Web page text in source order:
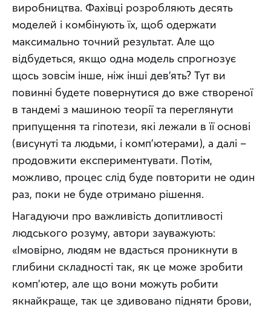
виробництва. Фахівці розробляють десять
моделей і комбінують їх, щоб одержати
максимально точний результат. Але що
відбудеться, якщо одна модель спрогнозує
щось зовсім інше, ніж інші дев’ять? Тут ви
повинні будете повернутися до вже створеної
в тандемі з машиною теорії та переглянути
припущення та гіпотези, які лежали в її основі
(висунуті та людьми, і комп’ютерами), а далі –
продовжити експериментувати. Потім,
можливо, процес слід буде повторити не один
раз, поки не буде отримано рішення.
Нагадуючи про важливість допитливості
людського розуму, автори зауважують:
«Імовірно, людям не вдасться проникнути в
глибини складності так, як це може зробити
комп’ютер, але що вони можуть робити
якнайкраще, так це здивовано підняти брови,